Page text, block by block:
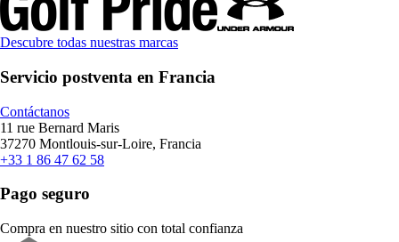
Descubre todas nuestras marcas
Servicio postventa en Francia
Contáctanos
11 rue Bernard Maris
37270 Montlouis-sur-Loire, Francia
+33 1 86 47 62 58
Pago seguro
Compra en nuestro sitio con total confianza